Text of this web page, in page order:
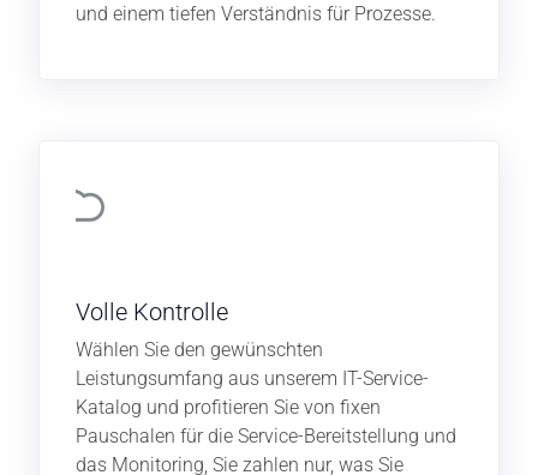
und einem tiefen Verständnis für Prozesse.
Volle Kontrolle
Wählen Sie den gewünschten
Leistungsumfang aus unserem IT-Service-
Katalog und profitieren Sie von fixen
Pauschalen für die Service-Bereitstellung und
das Monitoring, Sie zahlen nur, was Sie